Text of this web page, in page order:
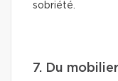
sobriété.
7. Du